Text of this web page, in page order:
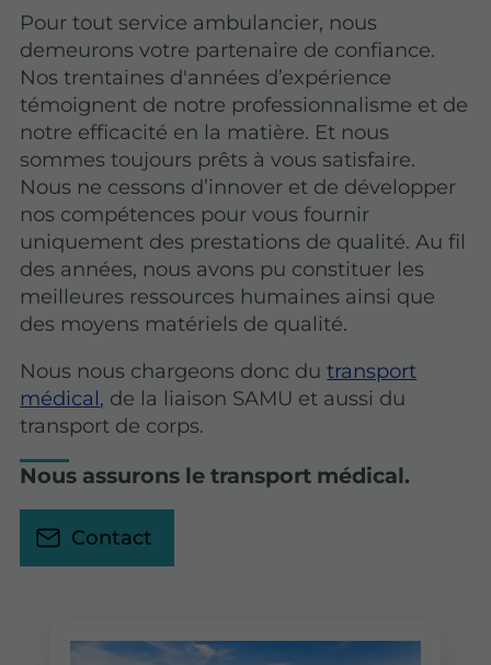
Pour tout service ambulancier, nous
demeurons votre partenaire de confiance.
Nos trentaines d'années d’expérience
témoignent de notre professionnalisme et de
notre efficacité en la matière. Et nous
sommes toujours prêts à vous satisfaire.
Nous ne cessons d’innover et de développer
nos compétences pour vous fournir
uniquement des prestations de qualité. Au fil
des années, nous avons pu constituer les
meilleures ressources humaines ainsi que
des moyens matériels de qualité.
Nous nous chargeons donc dutransport
médical, de la liaison SAMU et aussi du
transport de corps.
Nous assurons le transport médical.
Contact